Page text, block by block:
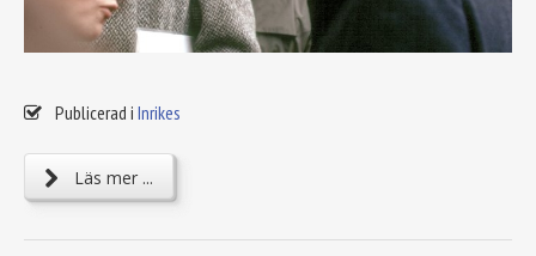
Publicerad i Inrikes
Läs mer ...